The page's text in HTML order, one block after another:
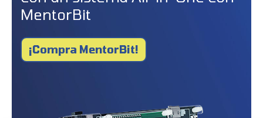
MentorBit
¡Compra MentorBit!